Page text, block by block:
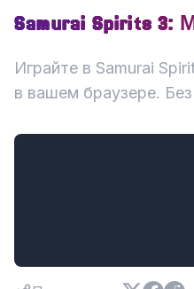
Samurai Spirits
Играйте в Samurai
в вашем браузере. Без